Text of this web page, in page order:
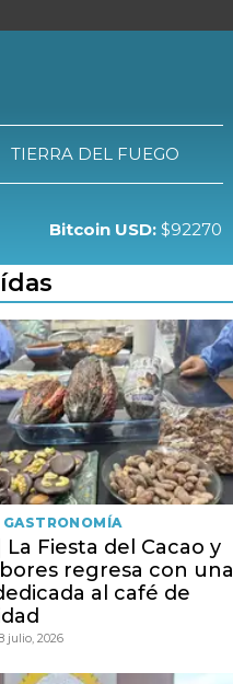
TIERRA DEL FUEGO
Bitcoin USD: $92270
GASTRONOMÍA
Fiesta del Cacao y
regresa con una
al café de
julio, 2026